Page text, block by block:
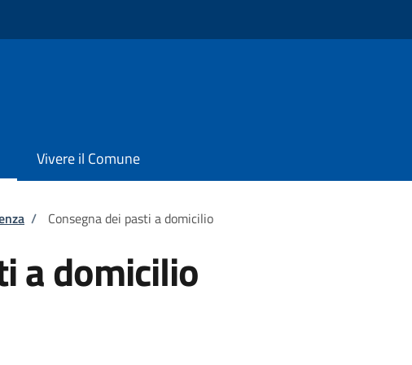
Vivere il Comune
/ Consegna dei pasti a domicilio
a domicilio